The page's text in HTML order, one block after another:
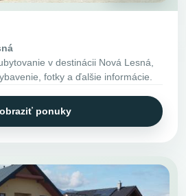
v destinácii Nová Lesná,
fotky a ďalšie informácie.
ponuky